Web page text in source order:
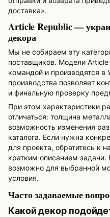
доставка».
Article Republic —
декора
Мы не собираем эту
поставщиков. Модели
командой и производятся в
производства позволяет
и финальную проверку
При этом характеристики
отличаться: толщина
возможность изменения
каталога. Если нужна
для проекта, обратитесь к
кратким описанием задачи.
возможно для выбранной
условия.
Часто задаваемые
Какой декор